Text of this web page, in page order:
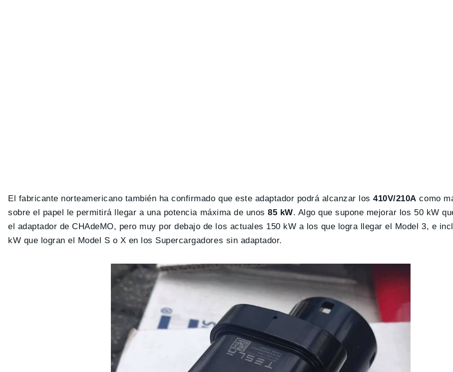
El fabricante norteamericano también ha confirmado que este adaptador podrá alcanzar los410V/210A como
sobre el papel le permitirá llegar a una potencia máxima de unos85 kW. Algo que supone mejorar los 50 kW
el adaptador de CHAdeMO, pero muy por debajo de los actuales 150 kW a los que logra llegar el Model 3, e
kW que logran el Model S o X en los Supercargadores sin adaptador.